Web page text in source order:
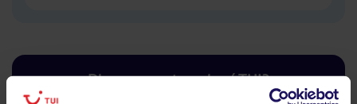
Dlaczego warto wybrać TUI?